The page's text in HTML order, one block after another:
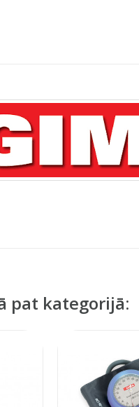
pat kategorijā: